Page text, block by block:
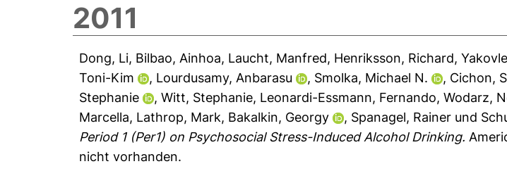
2011
Dong, Li, Bilbao, Ainhoa, Laucht, Manfred, Henriksson, Richard,
Toni-Kim
, Lourdusamy, Anbarasu , Smolka, Michael N. , Cichon,
Stephanie
,Witt, Stephanie, Leonardi-Essmann, Fernando,Wodarz,
Marcella, Lathrop, Mark, Bakalkin, Georgy , Spanagel, Rainer und
Period 1 (Per1) on Psychosocial Stress-Induced Alcohol Drinking.
nicht vorhanden.